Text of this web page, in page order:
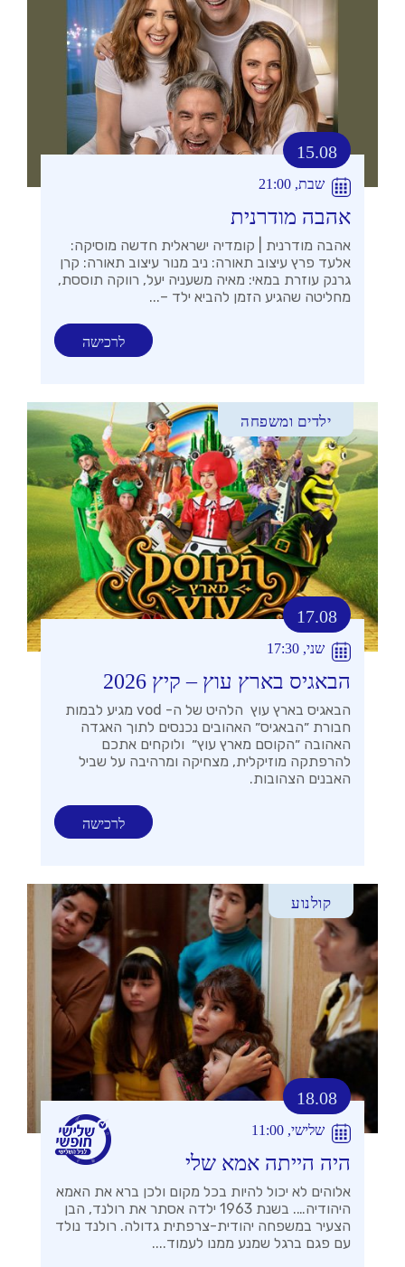
15.08
שבת, 21:00
אהבה מודרנית
אהבה מודרנית | קומדיה ישראלית חדשה מוסיקה:
אלעד פרץ עיצוב תאורה: ניב מנור עיצוב תאורה: קרן
גרנק עוזרת במאי: מאיה משעניה יעל, רווקה תוססת,
מחליטה שהגיע הזמן להביא ילד –...
לרכישה
ילדים ומשפחה
17.08
שני, 17:30
הבאגיס בארץ עוץ – קיץ 2026
הבאגיס בארץ עוץ הלהיט של ה- vod מגיע לבמות
חבורת ״הבאגיס״ האהובים נכנסים לתוך האגדה
האהובה ״הקוסם מארץ עוץ״ ולוקחים אתכם
להרפתקה מוזיקלית, מצחיקה ומרהיבה על שביל
האבנים הצהובות.
לרכישה
קולנוע
18.08
שלישי, 11:00
היה הייתה אמא שלי
אלוהים לא יכול להיות בכל מקום ולכן ברא את האמא
היהודיה…. בשנת 1963 ילדה אסתר את רולנד, הבן
הצעיר במשפחה יהודית-צרפתית גדולה. רולנד נולד
עם פגם ברגל שמנע ממנו לעמוד....